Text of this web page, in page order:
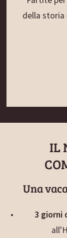
della storia
IL
Una
3 giorni